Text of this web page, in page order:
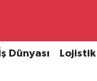
İş Dünyası Lojistik